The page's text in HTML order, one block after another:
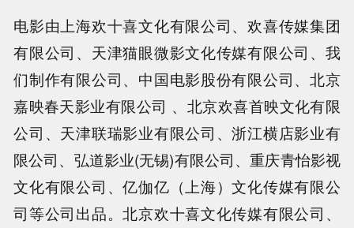
电影由上海欢十喜文化有限公司、欢喜传媒集团
有限公司、天津猫眼微影文化传媒有限公司、我
们制作有限公司、中国电影股份有限公司、北京
嘉映春天影业有限公司 、北京欢喜首映文化有限
公司、天津联瑞影业有限公司、浙江横店影业有
限公司、弘道影业(无锡)有限公司、重庆青怡影视
文化有限公司、亿伽亿（上海）文化传媒有限公
司等公司出品。北京欢十喜文化传媒有限公司、